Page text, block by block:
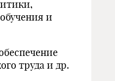
и
труда и др.